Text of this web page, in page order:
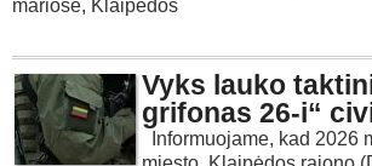
mariose, Klaipėdos
Vyks lauko
grifonas 26-i“
Informuojame, kad 2026